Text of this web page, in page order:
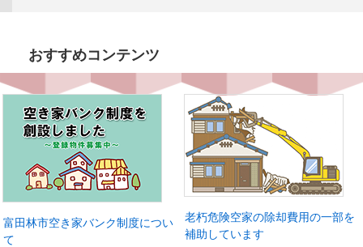
おすすめコンテンツ
富田林市空き家バンク制度につい
て
老朽危険空家の除却費用の一部を
補助しています